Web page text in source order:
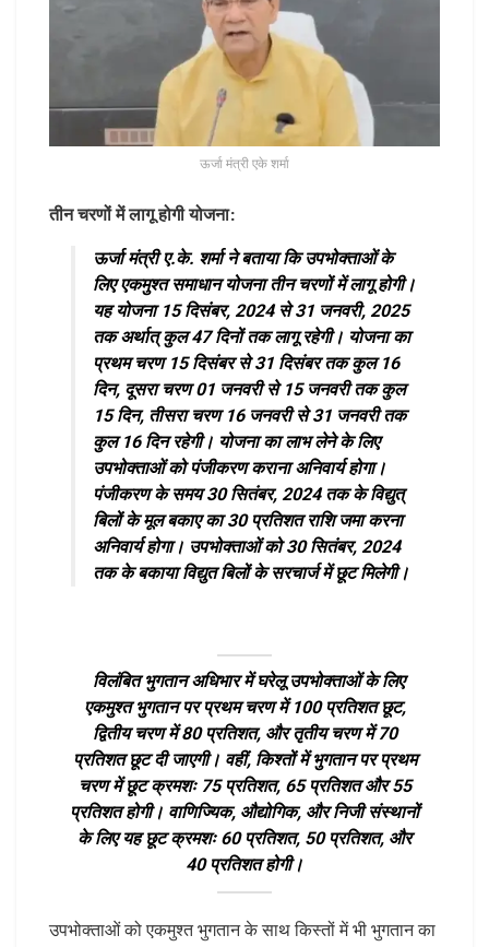
ऊर्जा मंत्री एके शर्मा
तीन चरणों में लागू होगी योजना:
ऊर्जा मंत्री ए.के. शर्मा ने बताया कि उपभोक्ताओं के
लिए एकमुश्त समाधान योजना तीन चरणों में लागू होगी।
यह योजना 15 दिसंबर, 2024 से 31 जनवरी, 2025
तक अर्थात् कुल 47 दिनों तक लागू रहेगी। योजना का
प्रथम चरण 15 दिसंबर से 31 दिसंबर तक कुल 16
दिन, दूसरा चरण 01 जनवरी से 15 जनवरी तक कुल
15 दिन, तीसरा चरण 16 जनवरी से 31 जनवरी तक
कुल 16 दिन रहेगी। योजना का लाभ लेने के लिए
उपभोक्ताओं को पंजीकरण कराना अनिवार्य होगा।
पंजीकरण के समय 30 सितंबर, 2024 तक के विद्युत्
बिलों के मूल बकाए का 30 प्रतिशत राशि जमा करना
अनिवार्य होगा। उपभोक्ताओं को 30 सितंबर, 2024
तक के बकाया विद्युत बिलों के सरचार्ज में छूट मिलेगी।
विलंबित भुगतान अधिभार में घरेलू उपभोक्ताओं के लिए
एकमुश्त भुगतान पर प्रथम चरण में 100 प्रतिशत छूट,
द्वितीय चरण में 80 प्रतिशत, और तृतीय चरण में 70
प्रतिशत छूट दी जाएगी। वहीं, किश्तों में भुगतान पर प्रथम
चरण में छूट क्रमशः 75 प्रतिशत, 65 प्रतिशत और 55
प्रतिशत होगी। वाणिज्यिक, औद्योगिक, और निजी संस्थानों
के लिए यह छूट क्रमशः 60 प्रतिशत, 50 प्रतिशत, और
40 प्रतिशत होगी।
उपभोक्ताओं को एकमुश्त भुगतान के साथ किस्तों में भी भुगतान का